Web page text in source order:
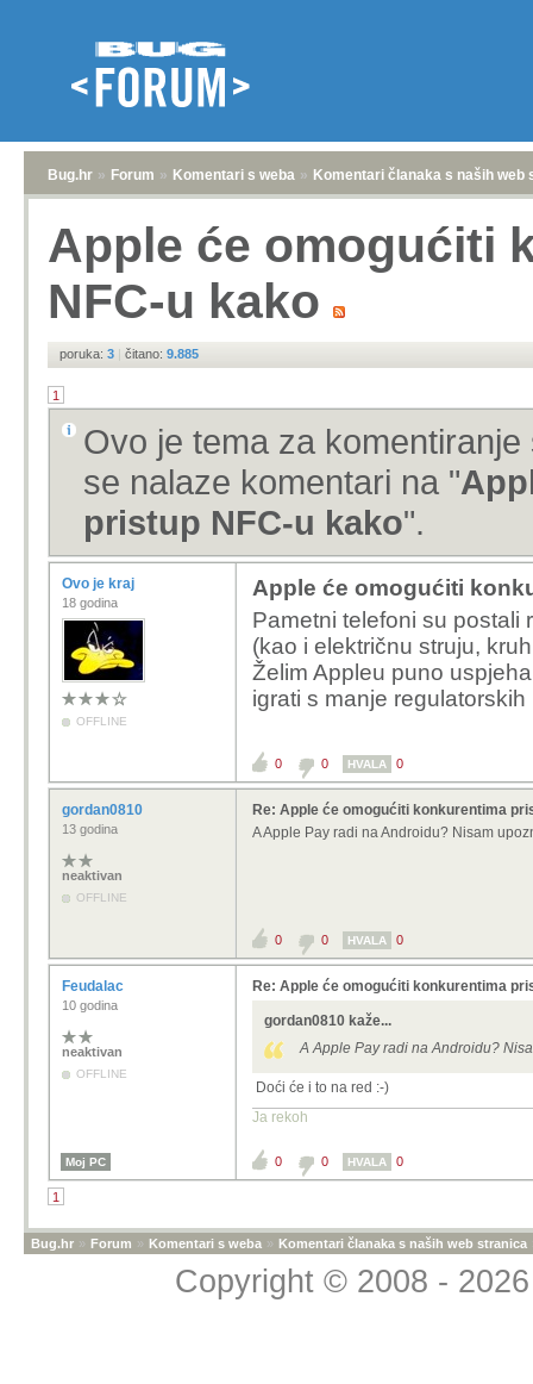
Bug.hr » Forum » Komentari s weba » Komentari članaka s naših web
Apple će omogućiti
NFC-u kako
poruka: 3 | čitano: 9.885
1
Ovo je tema za
se nalaze komentari na "
pristup NFC-u kako".
Ovo je kraj
18 godina
OFFLINE
Apple će omogućiti
Pametni telefoni su postali
(kao i električnu struju,
Želim Appleu puno
igrati s manje
0 0 HVALA 0
gordan0810
13 godina
neaktivan
OFFLINE
Re: Apple će omogućiti konkurentima
A Apple Pay radi na Androidu? Nisam
0 0 HVALA 0
Feudalac
10 godina
neaktivan
OFFLINE
Re: Apple će omogućiti konkurentima
gordan0810 kaže...
A Apple Pay radi na Androidu?
Doći će i to na red :-)
Ja rekoh
Moj PC 0 0 HVALA 0
1
Bug.hr » Forum » Komentari s weba » Komentari članaka s naših web stranica
Copyright © 2008 -